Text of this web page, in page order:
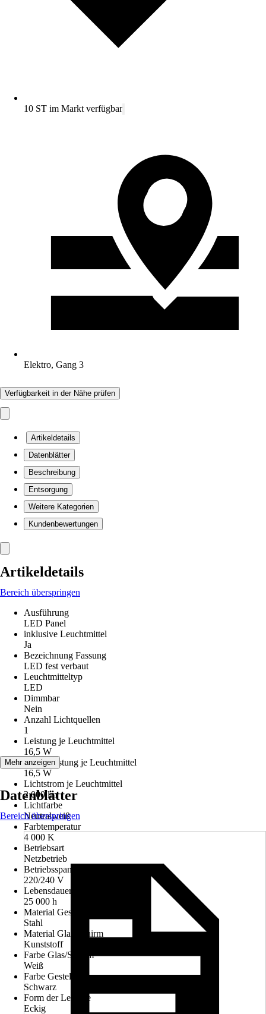
10 ST im Markt verfügbar
Elektro, Gang 3
Verfügbarkeit in der Nähe prüfen
Artikeldetails
Datenblätter
Beschreibung
Entsorgung
Weitere Kategorien
Kundenbewertungen
Artikeldetails
Bereich überspringen
Ausführung
LED Panel
inklusive Leuchtmittel
Ja
Bezeichnung Fassung
LED fest verbaut
Leuchtmitteltyp
LED
Dimmbar
Nein
Anzahl Lichtquellen
1
Leistung je Leuchtmittel
16,5 W
Max. Leistung je Leuchtmittel
16,5 W
Lichtstrom je Leuchtmittel
2 000 lm
Lichtfarbe
Neutralweiß
Farbtemperatur
4 000 K
Betriebsart
Netzbetrieb
Betriebsspannung
220/240 V
Lebensdauer Leuchtmittel
25 000 h
Material Gestell
Stahl
Material Glas/Schirm
Kunststoff
Farbe Glas/Schirm
Weiß
Farbe Gestell
Schwarz
Form der Leuchte
Eckig
Mehr anzeigen
Datenblätter
Bereich überspringen